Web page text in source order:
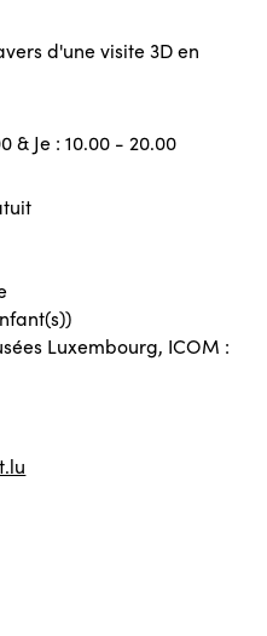
d'une visite 3D en
& Je : 10.00 - 20.00
Luxembourg, ICOM :